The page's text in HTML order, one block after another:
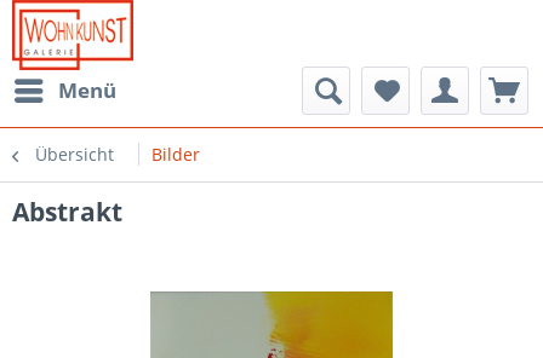
Menü
Übersicht Bilder
Abstrakt